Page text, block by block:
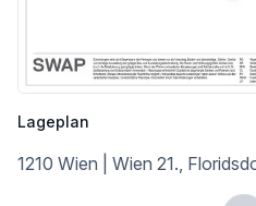
Lageplan
1210 Wien | Wien 21.,